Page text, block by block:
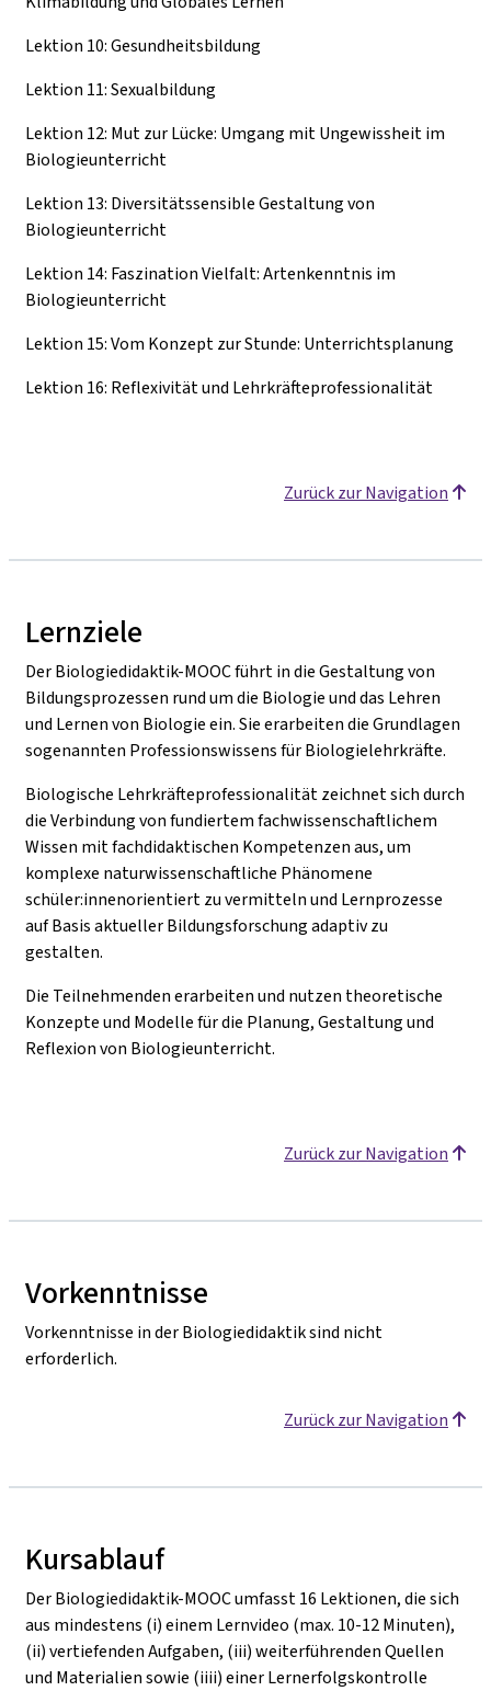
Lektion 10: Gesundheitsbildung
Lektion 11: Sexualbildung
Lektion 12: Mut zur Lücke: Umgang mit Ungewissheit im
Biologieunterricht
Lektion 13: Diversitätssensible Gestaltung von
Biologieunterricht
Lektion 14: Faszination Vielfalt: Artenkenntnis im
Biologieunterricht
Lektion 15: Vom Konzept zur Stunde: Unterrichtsplanung
Lektion 16: Reflexivität und Lehrkräfteprofessionalität
Zurück zur Navigation
Lernziele
Der Biologiedidaktik-MOOC führt in die Gestaltung von
Bildungsprozessen rund um die Biologie und das Lehren
und Lernen von Biologie ein. Sie erarbeiten die Grundlagen
sogenannten Professionswissens für Biologielehrkräfte.
Biologische Lehrkräfteprofessionalität zeichnet sich durch
die Verbindung von fundiertem fachwissenschaftlichem
Wissen mit fachdidaktischen Kompetenzen aus, um
komplexe naturwissenschaftliche Phänomene
schüler:innenorientiert zu vermitteln und Lernprozesse
auf Basis aktueller Bildungsforschung adaptiv zu
gestalten.
Die Teilnehmenden erarbeiten und nutzen theoretische
Konzepte und Modelle für die Planung, Gestaltung und
Reflexion von Biologieunterricht.
Zurück zur Navigation
Vorkenntnisse
Vorkenntnisse in der Biologiedidaktik sind nicht
erforderlich.
Zurück zur Navigation
Kursablauf
Der Biologiedidaktik-MOOC umfasst 16 Lektionen, die sich
aus mindestens (i) einem Lernvideo (max. 10-12 Minuten),
(ii) vertiefenden Aufgaben, (iii) weiterführenden Quellen
und Materialien sowie (iiii) einer Lernerfolgskontrolle